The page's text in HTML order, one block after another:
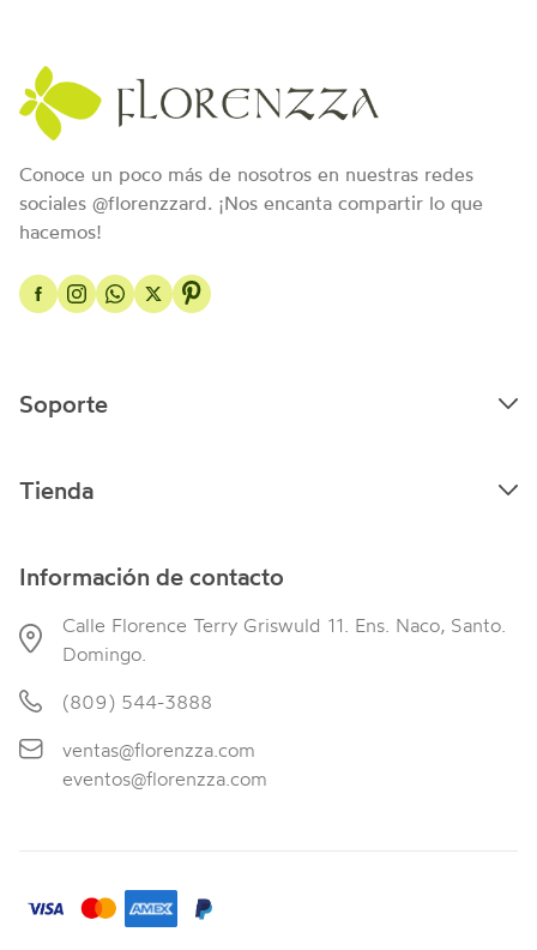
Conoce un poco más de nosotros en nuestras redes
sociales @florenzzard. ¡Nos encanta compartir lo que
hacemos!
Soporte
Tienda
Información de contacto
Calle Florence Terry Griswuld 11. Ens. Naco, Santo.
Domingo.
(809) 544-3888
ventas@florenzza.com
eventos@florenzza.com